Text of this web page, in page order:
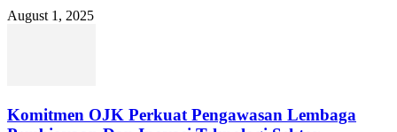
August 1, 2025
Komitmen OJK Perkuat Pengawasan Lembaga